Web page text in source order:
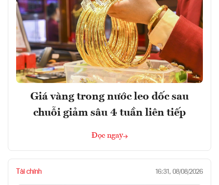
Giá vàng trong nước leo dốc sau
chuỗi giảm sâu 4 tuần liên tiếp
Đọc ngay
Tài chính 16:31, 08/08/2026